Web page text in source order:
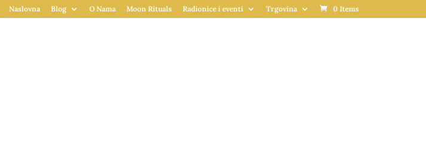
Naslovna Blog O Nama Moon Rituals Radionice i eventi Trgovina 0 Items